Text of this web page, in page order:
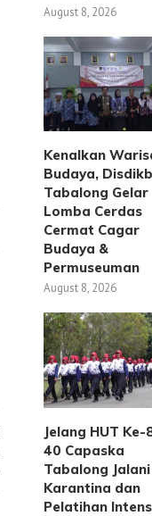
August 8, 2026
Kenalkan
Budaya,
Tabalong Gelar
Lomba Cerdas
Cermat Cagar
Budaya &
Permuseuman
August 8, 2026
Jelang HUT Ke-
40 Capaska
Tabalong Jalani
Karantina dan
Pelatihan